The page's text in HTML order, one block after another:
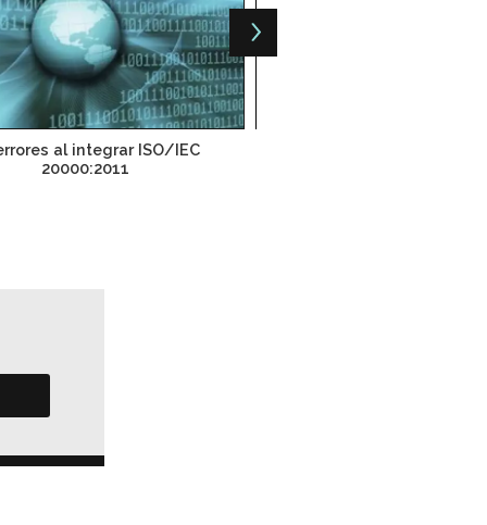
al integrar ISO/IEC
20000:2011